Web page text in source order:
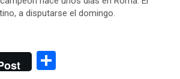
a disputarse el domingo.